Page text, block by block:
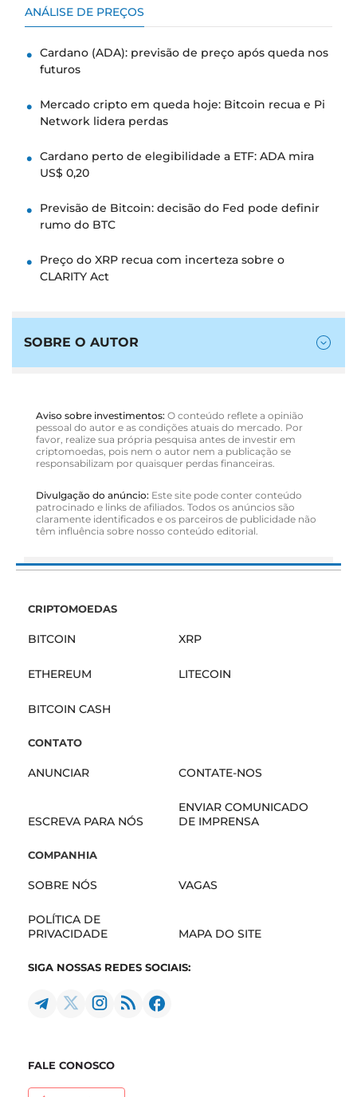
ANÁLISE DE PREÇOS
Cardano (ADA): previsão de preço após queda nos
futuros
Mercado cripto em queda hoje: Bitcoin recua e Pi
Network lidera perdas
Cardano perto de elegibilidade a ETF: ADA mira
US$ 0,20
Previsão de Bitcoin: decisão do Fed pode definir
rumo do BTC
Preço do XRP recua com incerteza sobre o
CLARITY Act
SOBRE O AUTOR
Aviso sobre investimentos: O conteúdo reflete a opinião
pessoal do autor e as condições atuais do mercado. Por
favor, realize sua própria pesquisa antes de investir em
criptomoedas, pois nem o autor nem a publicação se
responsabilizam por quaisquer perdas financeiras.
Divulgação do anúncio: Este site pode conter conteúdo
patrocinado e links de afiliados. Todos os anúncios são
claramente identificados e os parceiros de publicidade não
têm influência sobre nosso conteúdo editorial.
CRIPTOMOEDAS
BITCOIN XRP
ETHEREUM LITECOIN
BITCOIN CASH
CONTATO
ANUNCIAR CONTATE-NOS
ESCREVA PARA NÓS
ENVIAR COMUNICADO
DE IMPRENSA
COMPANHIA
SOBRE NÓS VAGAS
POLÍTICA DE
PRIVACIDADE
MAPA DO SITE
SIGA NOSSAS REDES SOCIAIS:
FALE CONOSCO